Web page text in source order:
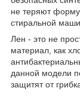
не теряют форму
стиральной
Лен - это не
материал, как
данной модели
защитят от